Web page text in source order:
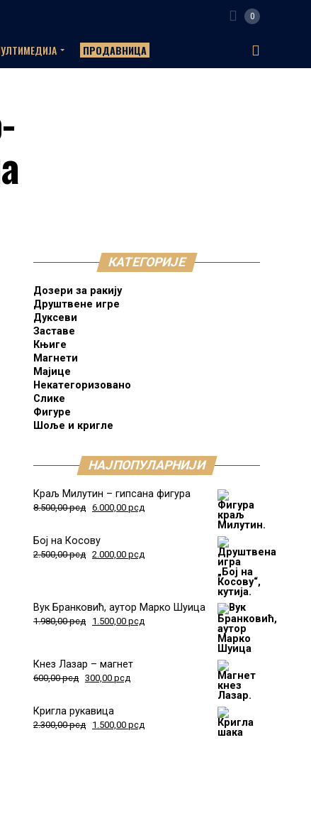
0
ПРОДАВНИЦА
КАТЕГОРИЈЕ
Дозери за ракију
Друштвене игре
Дуксеви
Заставе
Књиге
Магнети
Мајице
Некатегоризовано
Слике
Фигуре
Шоље и кригле
НАЈПОПУЛАРНИЈИ
Краљ Милутин – гипсана фигура
8.500,00рсд 6.000,00 рсд
Бој на Косову
2.500,00рсд 2.000,00 рсд
Вук Бранковић, аутор Марко Шуица
1.980,00рсд 1.500,00 рсд
Кнез Лазар – магнет
600,00рсд 300,00 рсд
Кригла рукавица
2.300,00рсд 1.500,00 рсд